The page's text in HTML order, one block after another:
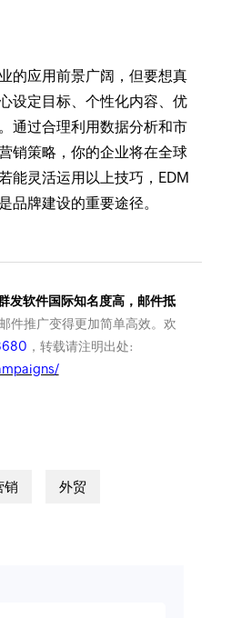
的应用前景广阔，但要想真
设定目标、个性化内容、优
通过合理利用数据分析和市
销策略，你的企业将在全球
能灵活运用以上技巧，EDM
品牌建设的重要途径。
发软件国际知名度高，邮件抵
件推广变得更加简单高效。欢
，转载请注明出处:
销 外贸